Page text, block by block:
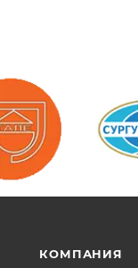
КОМПАНИЯ